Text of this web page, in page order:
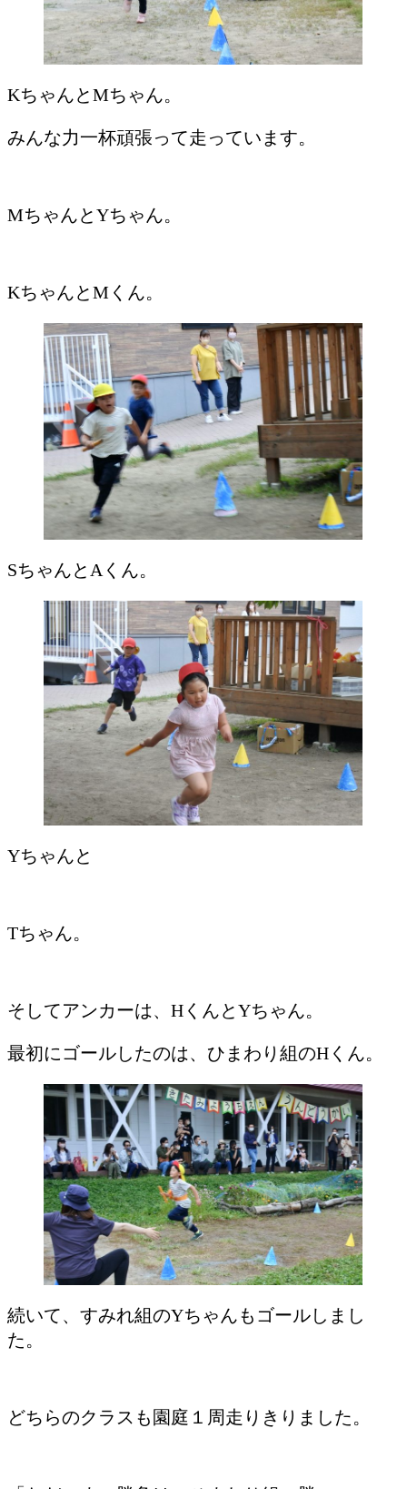
KちゃんとMちゃん。
みんな力一杯頑張って走っています。
MちゃんとYちゃん。
KちゃんとMくん。
SちゃんとAくん。
Yちゃんと
Tちゃん。
そしてアンカーは、HくんとYちゃん。
最初にゴールしたのは、ひまわり組のHくん。
続いて、すみれ組のYちゃんもゴールしまし
た。
どちらのクラスも園庭１周走りきりました。